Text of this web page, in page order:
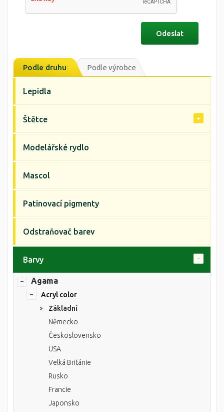
Podle druhu Podle výrobce
Lepidla
Štětce
Modelářské rydlo
Mascol
Patinovací pigmenty
Odstraňovač barev
Barvy
Agama
Acryl color
Základní
Německo
Československo
USA
Velká Británie
Rusko
Francie
Japonsko